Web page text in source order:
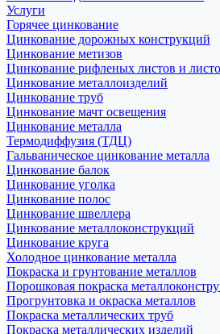
Услуги
Горячее цинкование
Цинкование дорожных конструкций
Цинкование метизов
Цинкование рифленых листов и
Цинкование металлоизделий
Цинкование труб
Цинкование мачт освещения
Цинкование металла
Термодиффузия (ТДЦ)
Гальваническое цинкование металла
Цинкование балок
Цинкование уголка
Цинкование полос
Цинкование швеллера
Цинкование металлоконструкций
Цинкование круга
Холодное цинкование металла
Покраска и грунтование металлов
Порошковая покраска
Прогрунтовка и окраска металлов
Покраска металлических труб
Покраска металлических изделий